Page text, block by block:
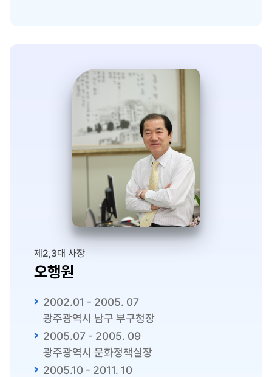
제2,3대 사장
오행원
2002.01 - 2005. 07
광주광역시 남구 부구청장
2005.07 - 2005. 09
광주광역시 문화정책실장
2005.10 - 2011. 10